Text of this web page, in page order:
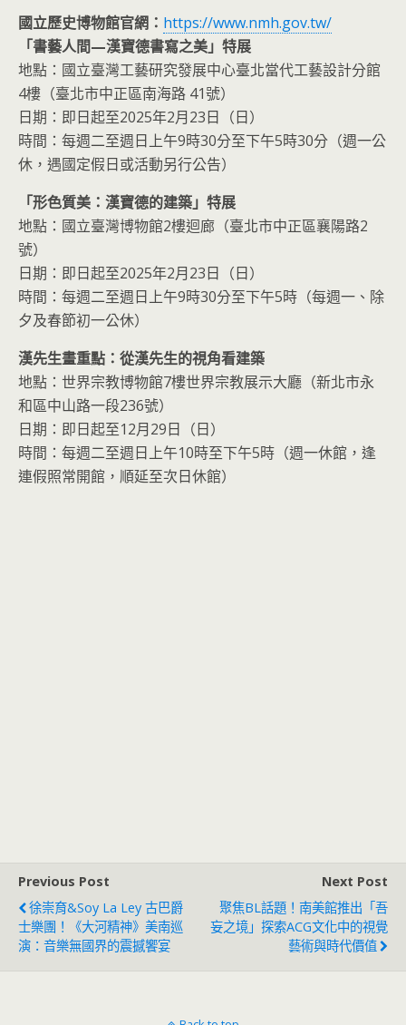
國立歷史博物館官網： https://www.nmh.gov.tw/
「書藝人間—漢寶德書寫之美」特展
地點：國立臺灣工藝研究發展中心臺北當代工藝設計分館
4樓（臺北市中正區南海路 41號）
日期：即日起至2025年2月23日（日）
時間：每週二至週日上午9時30分至下午5時30分（週一公
休，遇國定假日或活動另行公告）
「形色質美：漢寶德的建築」特展
地點：國立臺灣博物館2樓迴廊（臺北市中正區襄陽路2
號）
日期：即日起至2025年2月23日（日）
時間：每週二至週日上午9時30分至下午5時（每週一、除
夕及春節初一公休）
漢先生畫重點：從漢先生的視角看建築
地點：世界宗教博物館7樓世界宗教展示大廳（新北市永
和區中山路一段236號）
日期：即日起至12月29日（日）
時間：每週二至週日上午10時至下午5時（週一休館，逢
連假照常開館，順延至次日休館）
Previous Post
徐崇育&Soy La Ley 古巴爵
士樂團！《大河精神》美南巡
演：音樂無國界的震撼饗宴
Next Post
聚焦BL話題！南美館推出「吾
妄之境」探索ACG文化中的視覺
藝術與時代價值